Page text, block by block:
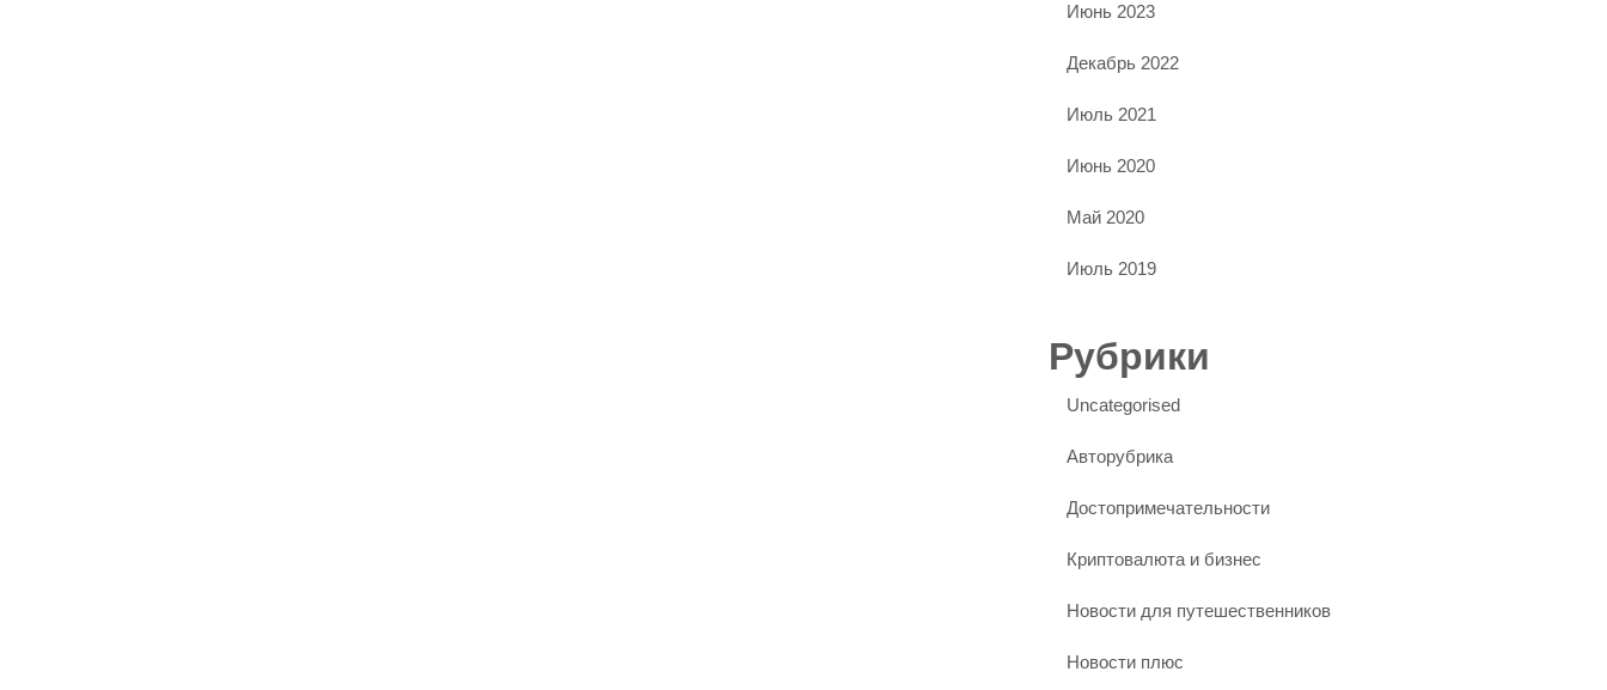
Июнь 2023
Декабрь 2022
Июль 2021
Июнь 2020
Май 2020
Июль 2019
Рубрики
Uncategorised
Авторубрика
Достопримечательности
Криптовалюта и бизнес
Новости для путешественников
Новости плюс